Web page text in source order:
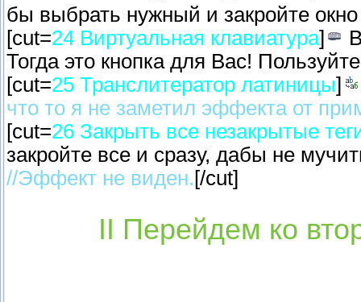
бы выбрать нужный и закройте
[cut=24 Виртуальная клавиатура]
Тогда это кнопка для Вас!
[cut=25 Транслитератор латиницы]
что то я не заметил эффекта от
[cut=26 Закрыть все незакрытые
закройте все и сразу, дабы не
//Эффект не виден. [/cut]
II Перейдем ко